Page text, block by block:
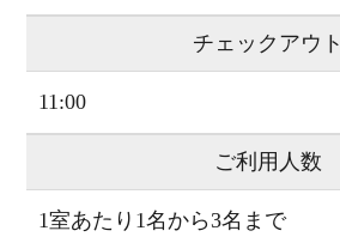
チェックアウト
11:00
ご利用人数
1室あたり1名から3名まで